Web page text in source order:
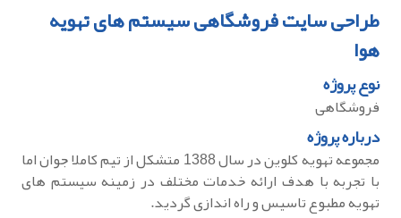
طراحی سایت فروشگاهی سیستم های تهویه
هوا
نوع پروژه
فروشگاهی
درباره پروژه
مجموعه تهویه کلوین در سال 1388 متشکل از تیم کاملا جوان اما
با تجربه با هدف ارائه خدمات مختلف در زمینه سیستم های
تهویه مطبوع تاسیس و راه اندازی گردید.